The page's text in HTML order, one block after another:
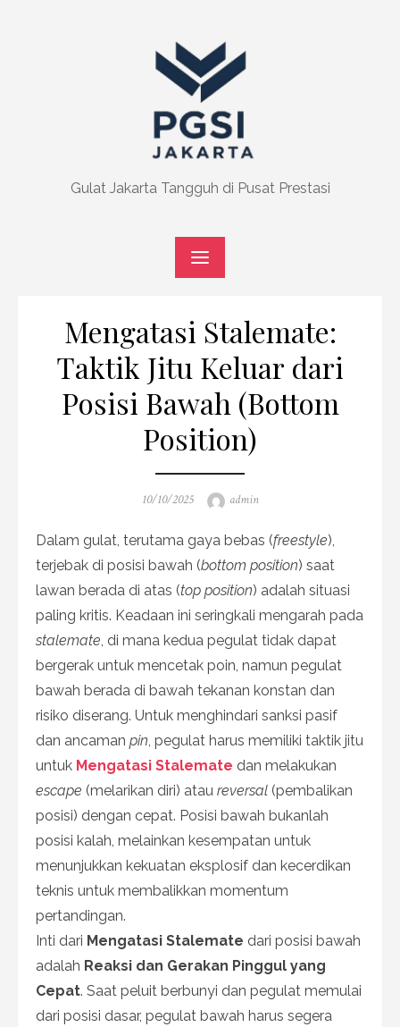
Gulat Jakarta Tangguh di Pusat Prestasi
Mengatasi Stalemate:
Taktik Jitu Keluar dari
Posisi Bawah (Bottom
Position)
Posted
10/10/2025 Author
admin
Dalam gulat, terutama gaya bebas (freestyle),
terjebak di posisi bawah (bottom position) saat
lawan berada di atas (top position) adalah situasi
paling kritis. Keadaan ini seringkali mengarah pada
stalemate , di mana kedua pegulat tidak dapat
bergerak untuk mencetak poin, namun pegulat
bawah berada di bawah tekanan konstan dan
risiko diserang. Untuk menghindari sanksi pasif
dan ancaman pin , pegulat harus memiliki taktik jitu
untuk Mengatasi Stalemate dan melakukan
escape (melarikan diri) atau reversal (pembalikan
posisi) dengan cepat. Posisi bawah bukanlah
posisi kalah, melainkan kesempatan untuk
menunjukkan kekuatan eksplosif dan kecerdikan
teknis untuk membalikkan momentum
pertandingan.
Inti dari Mengatasi Stalemate dari posisi bawah
adalah Reaksi dan Gerakan Pinggul yang
Cepat. Saat peluit berbunyi dan pegulat memulai
dari posisi dasar, pegulat bawah harus segera